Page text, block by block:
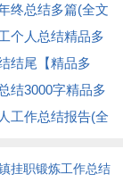
8438字)
终总结多篇(全文
个人总结精品多
字)
结尾【精品多
字)
结3000字精品多
字)
工作总结报告(全
挂职锻炼工作总结